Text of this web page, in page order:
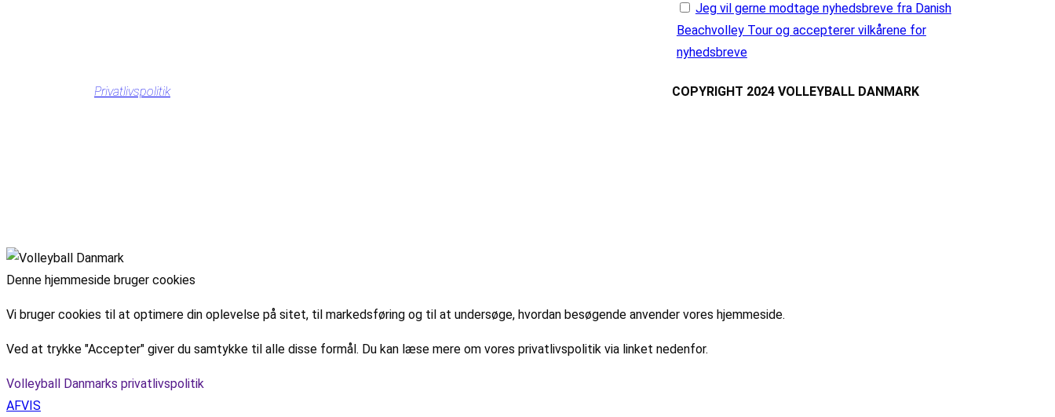
Jeg vil gerne modtage nyhedsbreve fra Danish
Beachvolley Tour og accepterer vilkårene for
nyhedsbreve
Privatlivspolitik COPYRIGHT 2024 VOLLEYBALL DANMARK
Denne hjemmeside bruger cookies
Vi bruger cookies til at optimere din oplevelse på sitet, til markedsføring og til at undersøge, hvordan besøgende anvender vores hjemmeside.
Ved at trykke "Accepter" giver du samtykke til alle disse formål. Du kan læse mere om vores privatlivspolitik via linket nedenfor.
Volleyball Danmarks privatlivspolitik
AFVIS